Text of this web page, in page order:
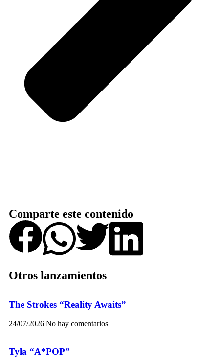
Comparte este contenido
Otros lanzamientos
The Strokes “Reality Awaits”
24/07/2026 No hay comentarios
Tyla “A*POP”